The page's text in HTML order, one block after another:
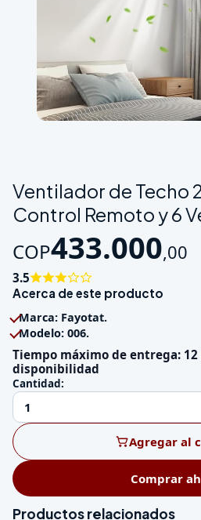
Ventilador de Techo
Control Remoto y 6
COP433.000,00
3.5
Acerca de este producto
Marca: Fayotat.
Modelo: 006.
Tiempo máximo de entrega:
disponibilidad
Cantidad:
Agregar al
Comprar
Productos relacionados